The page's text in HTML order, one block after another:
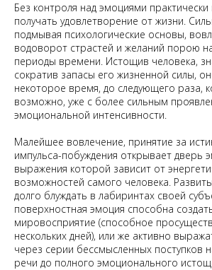
Без контроля над эмоциями
получать удовлетворение от жизни.
подмывая психологические основы,
водоворот страстей и желаний порою
периоды времени. Истощив человека,
сократив запасы его жизненной силы,
некоторое время, до следующего раза,
возможно, уже с более сильным
эмоциональной интенсивности.
Малейшее вовлечение, принятие за
импульса-побуждения открывает дверь
выражения которой зависит от
возможностей самого человека.
долго блуждать в лабиринтах своей
поверхностная эмоция способна
мировосприятие (способное
нескольких дней), или же активно
через серии бессмысленных поступков
речи до полного эмоционального